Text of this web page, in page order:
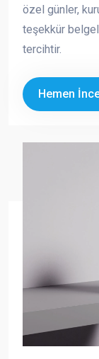
özel günler,
teşekkür
tercihtir.
Hemen